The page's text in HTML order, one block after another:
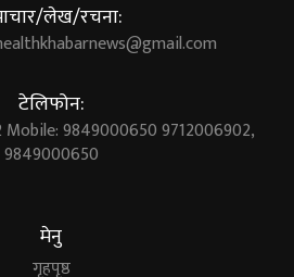
लेख/रचना:
टेलिफोन:
9849000650 9712006902,
9849000650
मेनु
गृहपृष्ठ